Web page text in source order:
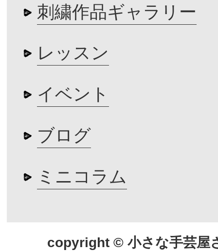
刺繍作品ギャラリー
レッスン
イベント
ブログ
ミニコラム
copyright © 小さな手芸屋